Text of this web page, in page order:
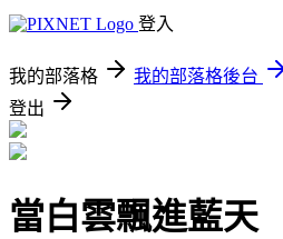
登入
我的部落格 我的部落格後台
登出
當白雲飄進藍天